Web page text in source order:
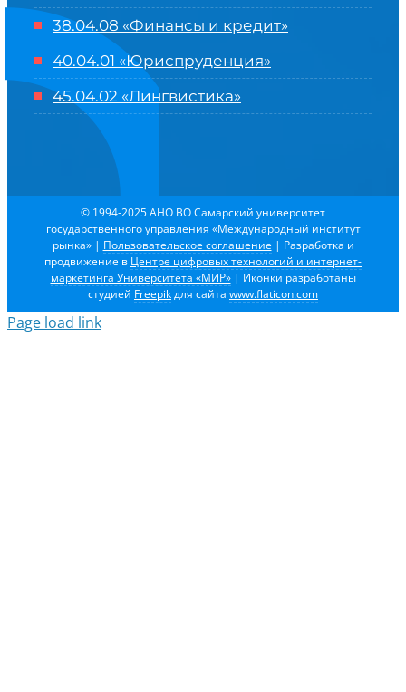
38.04.08 «Финансы и кредит»
40.04.01 «Юриспруденция»
45.04.02 «Лингвистика»
© 1994-2025 АНО ВО Самарский университет
государственного управления «Международный институт
рынка» | Пользовательское соглашение | Разработка и
продвижение в Центре цифровых технологий и интернет-
маркетинга Университета «МИР»| Иконки разработаны
студией Freepikдля сайта www.flaticon.com
Page load link